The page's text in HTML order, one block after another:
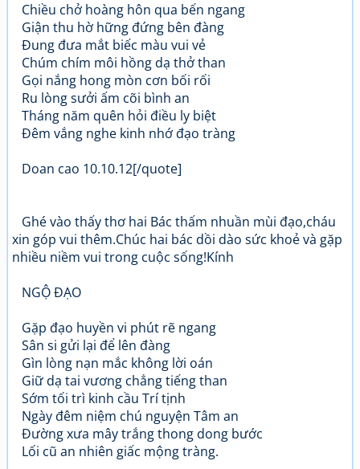
Chiều chở hoàng hôn qua bến ngang
Giận thu hờ hững đứng bên đàng
Đung đưa mắt biếc màu vui vẻ
Chúm chím môi hồng dạ thở than
Gọi nắng hong mòn cơn bối rối
Ru lòng sưởi ấm cõi bình an
Tháng năm quên hỏi điều ly biệt
Đêm vắng nghe kinh nhớ đạo tràng
Doan cao 10.10.12[/quote]
Ghé vào thấy thơ hai Bác thấm nhuần mùi đạo,cháu
xin góp vui thêm.Chúc hai bác dồi dào sức khoẻ và gặp
nhiều niềm vui trong cuộc sống!Kính
NGỘ ĐẠO
Gặp đạo huyền vi phút rẽ ngang
Sân si gửi lại để lên đàng
Gìn lòng nạn mắc không lời oán
Giữ dạ tai vương chẳng tiếng than
Sớm tối trì kinh cầu Trí tịnh
Ngày đêm niệm chú nguyện Tâm an
Đường xưa mây trắng thong dong bước
Lối cũ an nhiên giấc mộng tràng.